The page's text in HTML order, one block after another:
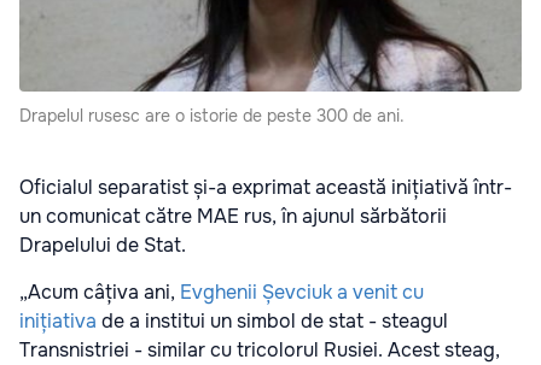
Drapelul rusesc are o istorie de peste 300 de ani.
Oficialul separatist și-a exprimat această inițiativă într-
un comunicat către MAE rus, în ajunul sărbătorii
Drapelului de Stat.
„Acum câțiva ani, Evghenii Șevciuk a venit cu
inițiativa de a institui un simbol de stat - steagul
Transnistriei - similar cu tricolorul Rusiei. Acest steag,